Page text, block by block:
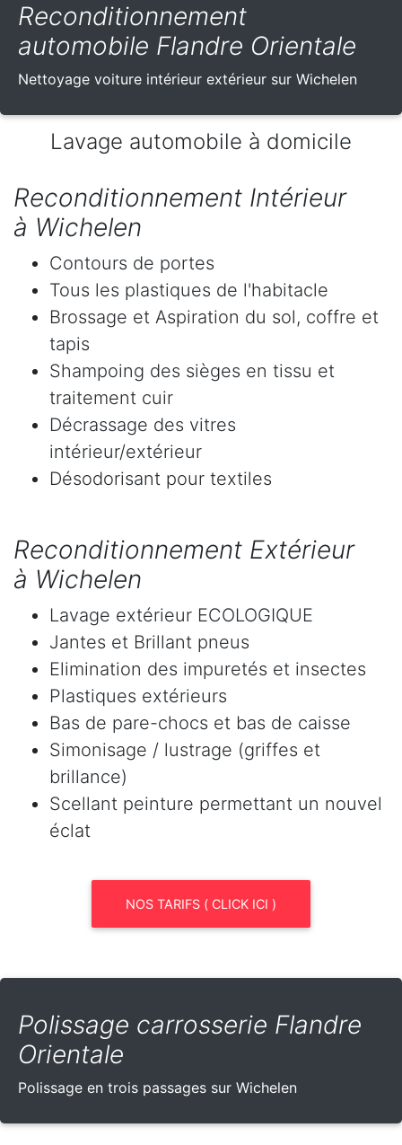
Reconditionnement
automobile Flandre Orientale
Nettoyage voiture intérieur extérieur sur Wichelen
Lavage automobile à domicile
Reconditionnement Intérieur
à Wichelen
Contours de portes
Tous les plastiques de l'habitacle
Brossage et Aspiration du sol, coffre et
tapis
Shampoing des sièges en tissu et
traitement cuir
Décrassage des vitres
intérieur/extérieur
Désodorisant pour textiles
Reconditionnement Extérieur
à Wichelen
Lavage extérieur ECOLOGIQUE
Jantes et Brillant pneus
Elimination des impuretés et insectes
Plastiques extérieurs
Bas de pare-chocs et bas de caisse
Simonisage / lustrage (griffes et
brillance)
Scellant peinture permettant un nouvel
éclat
NOS TARIFS ( CLICK ICI )
Polissage carrosserie Flandre
Orientale
Polissage en trois passages sur Wichelen